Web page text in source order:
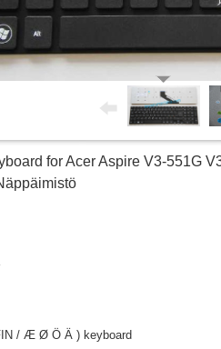
for Acer Aspire V3-551G
/ Æ Ø Ö Ä ) keyboard